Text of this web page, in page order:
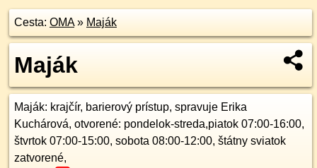
Cesta: OMA» Maják
Maják
Maják: krajčír, barierový prístup, spravuje Erika
Kuchárová, otvorené: pondelok-streda,piatok 07:00-16:00,
štvrtok 07:00-15:00, sobota 08:00-12:00, štátny sviatok
zatvorené,